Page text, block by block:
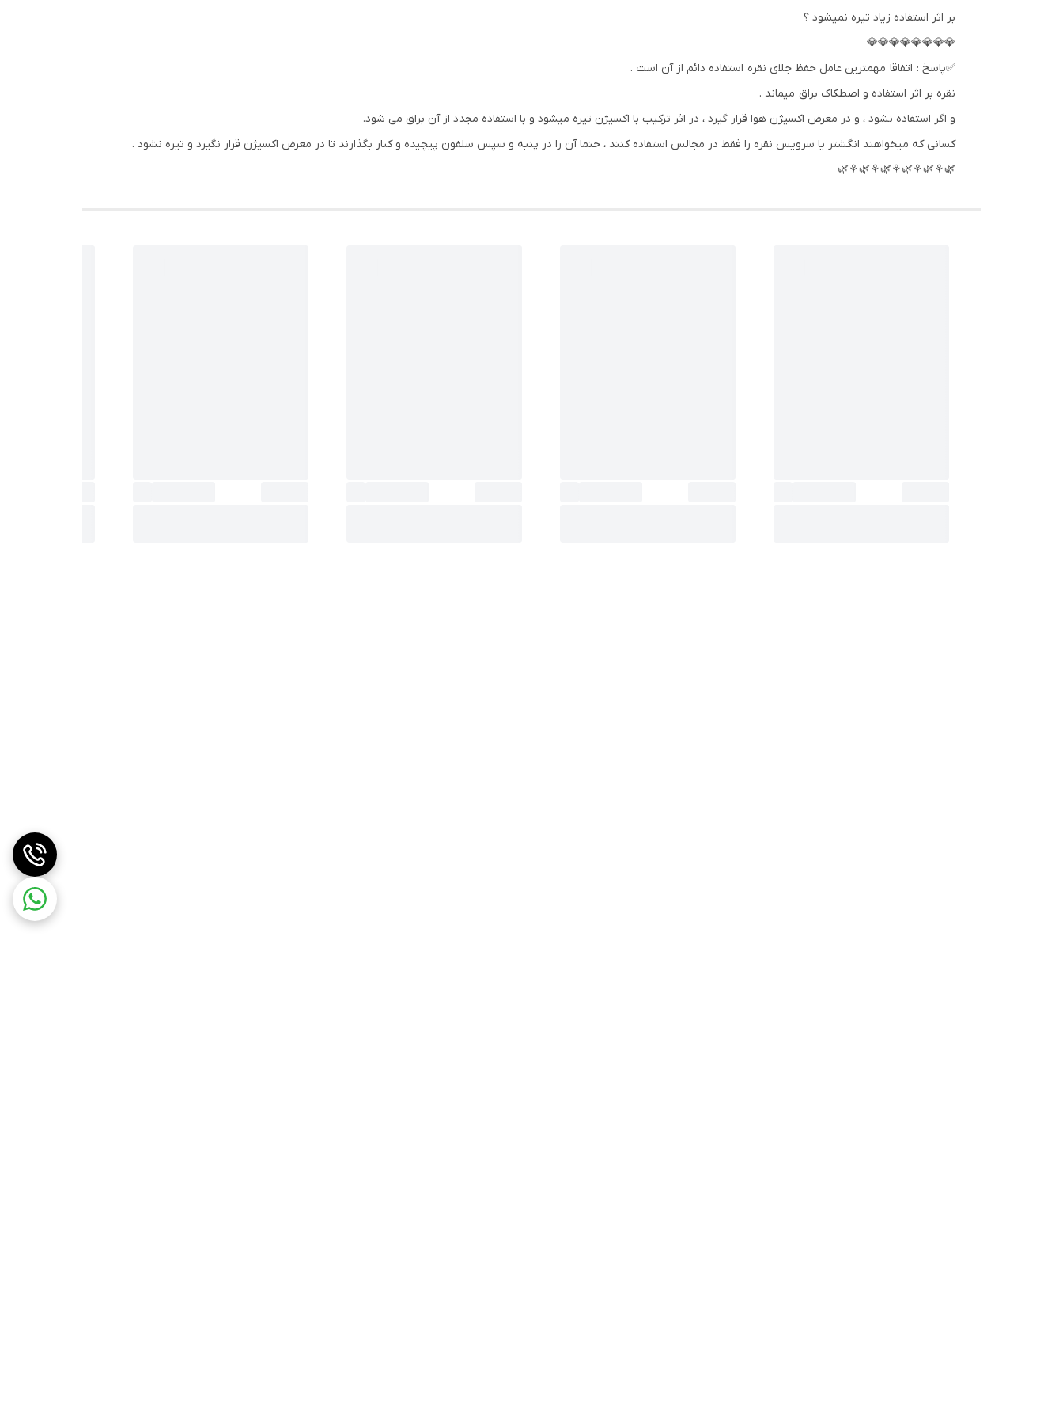
بر اثر استفاده زیاد تیره نمیشود ؟
💎💎💎💎💎💎💎💎
✅پاسخ : اتفاقا مهمترین عامل حفظ جلای نقره استفاده دائم از آن است .
نقره بر اثر استفاده و اصطکاک براق میماند .
و اگر استفاده نشود ، و در معرض اکسیژن هوا قرار گیرد ، در اثر ترکیب با اکسیژن تیره میشود و با استفاده مجدد از آن براق می شود.
کسانی که میخواهند انگشتر یا سرویس نقره را فقط در مجالس استفاده کنند ، حتما آن را در پنبه و سپس سلفون پیچیده و کنار بگذارند تا در معرض اکسیژن قرار نگیرد و تیره نشود .
🌿⚘🌿⚘🌿⚘🌿⚘🌿⚘🌿